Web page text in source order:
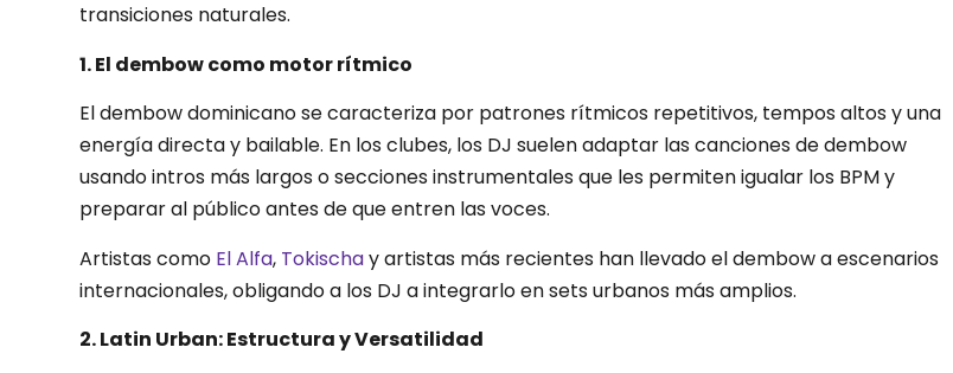
transiciones naturales.
1. El dembow como motor rítmico
El dembow dominicano se caracteriza por patrones rítmicos repetitivos, tempos altos y una
energía directa y bailable. En los clubes, los DJ suelen adaptar las canciones de dembow
usando intros más largos o secciones instrumentales que les permiten igualar los BPM y
preparar al público antes de que entren las voces.
Artistas como El Alfa, Tokischay artistas más recientes han llevado el dembow a escenarios
internacionales, obligando a los DJ a integrarlo en sets urbanos más amplios.
2. Latin Urban: Estructura y Versatilidad